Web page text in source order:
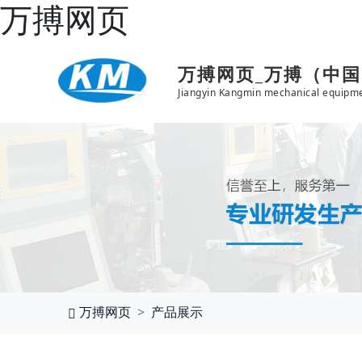
万搏网页
万搏网页_万搏（中
Jiangyin Kangmin mechanical
万搏网页 产品展示